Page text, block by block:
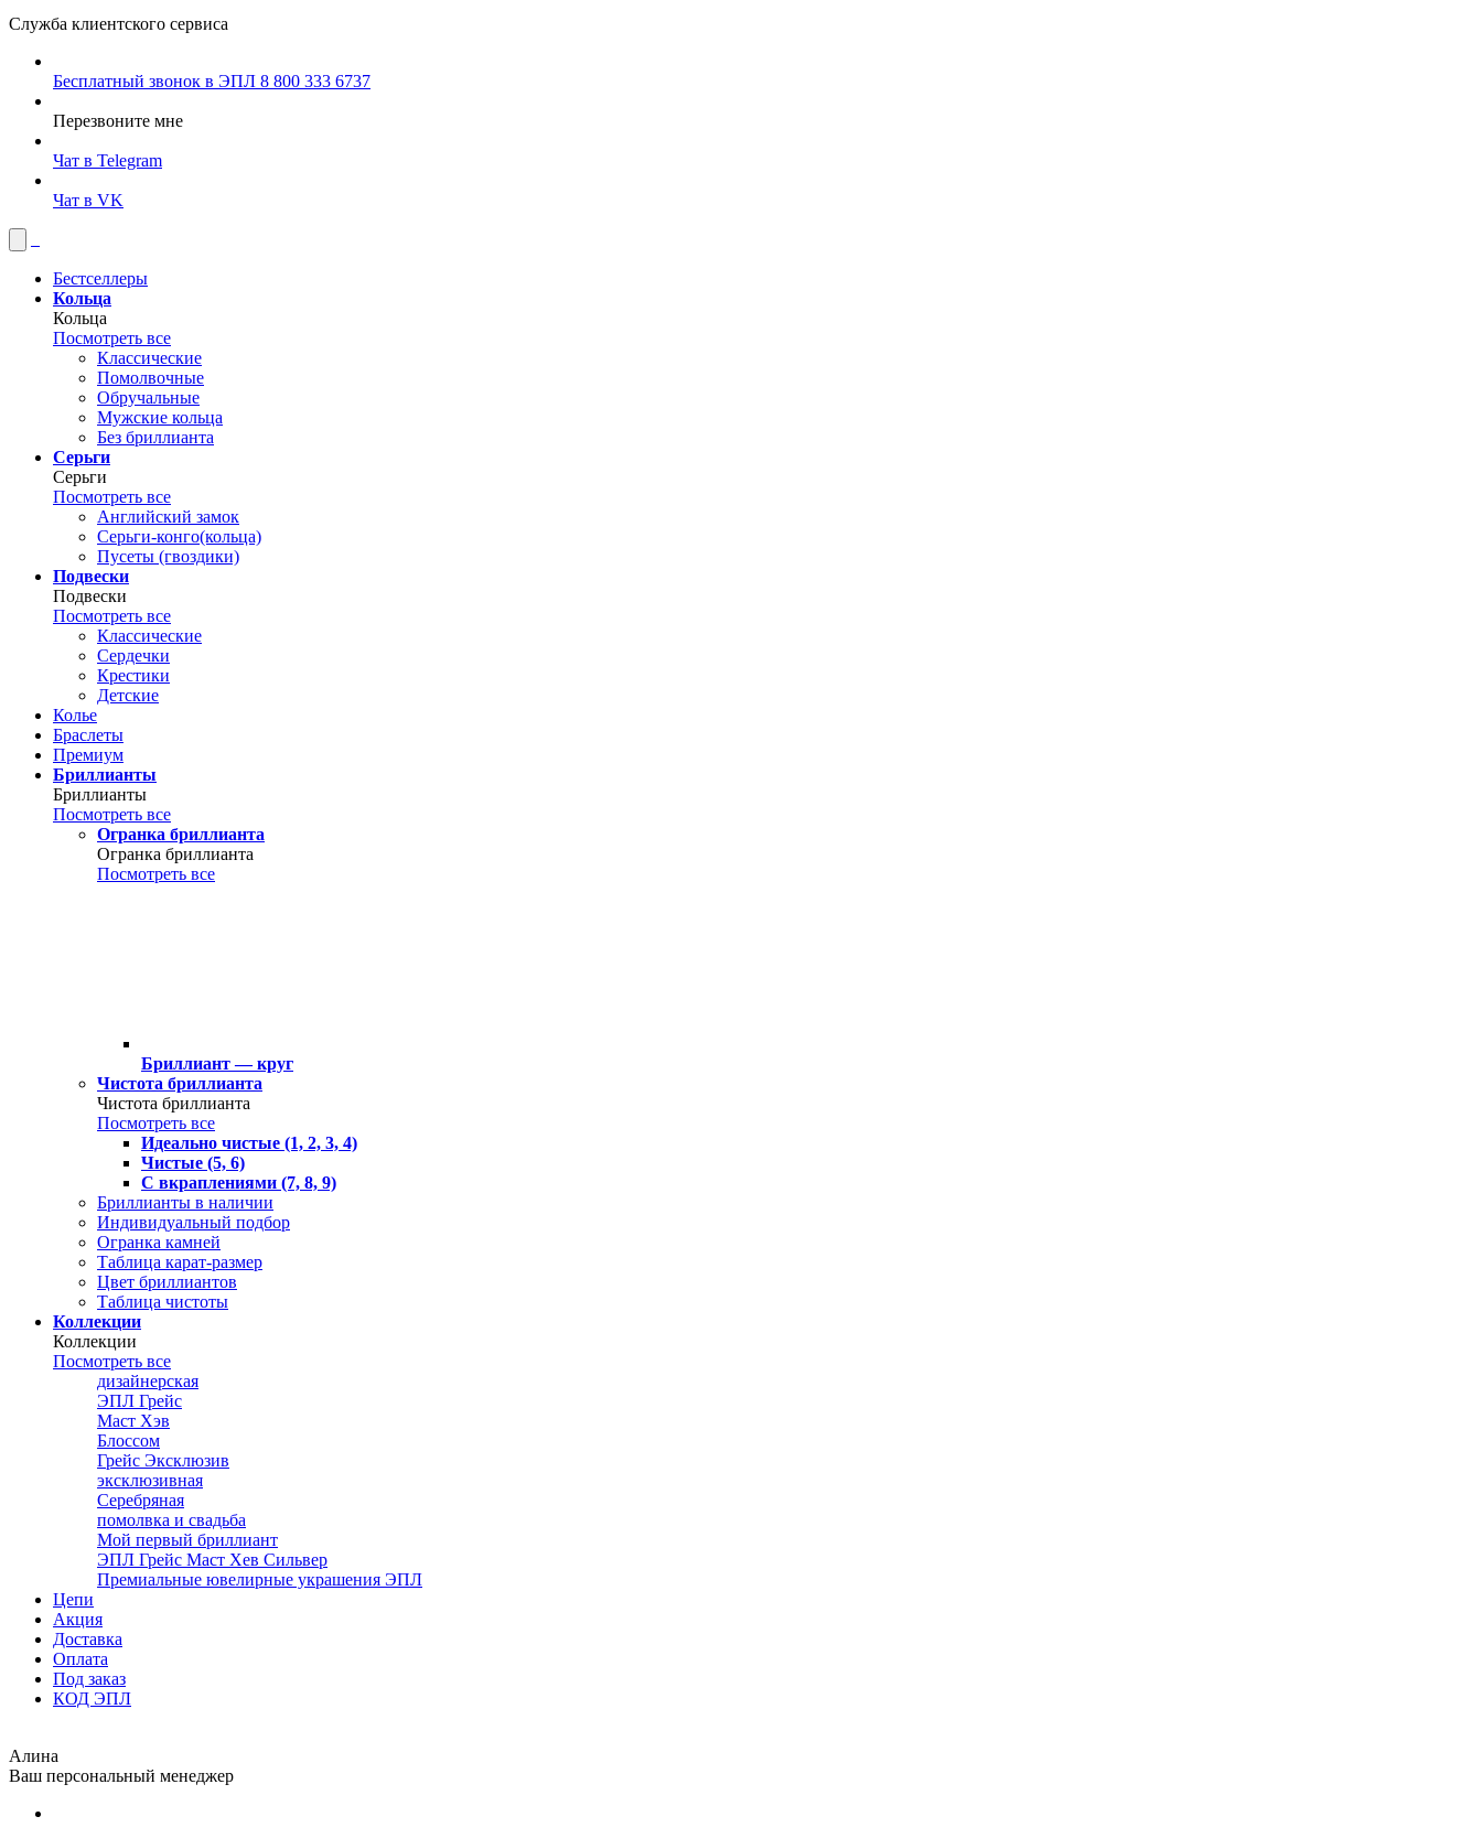
Служба клиентского сервиса
Бесплатный звонок в ЭПЛ 8 800 333 6737
Перезвоните мне
Чат в Telegram
Чат в VK
Бестселлеры
Кольца
Кольца
Посмотреть все
Классические
Помолвочные
Обручальные
Мужские кольца
Без бриллианта
Серьги
Серьги
Посмотреть все
Английский замок
Серьги-конго(кольца)
Пусеты (гвоздики)
Подвески
Подвески
Посмотреть все
Классические
Сердечки
Крестики
Детские
Колье
Браслеты
Премиум
Бриллианты
Бриллианты
Посмотреть все
Огранка бриллианта
Огранка бриллианта
Посмотреть все
Бриллиант — круг
Чистота бриллианта
Чистота бриллианта
Посмотреть все
Идеально чистые (1, 2, 3, 4)
Чистые (5, 6)
С вкраплениями (7, 8, 9)
Бриллианты в наличии
Индивидуальный подбор
Огранка камней
Таблица карат-размер
Цвет бриллиантов
Таблица чистоты
Коллекции
Коллекции
Посмотреть все
дизайнерская
ЭПЛ Грейс
Маст Хэв
Блоссом
Грейс Эксклюзив
эксклюзивная
Серебряная
помолвка и свадьба
Мой первый бриллиант
ЭПЛ Грейс Маст Хев Сильвер
Премиальные ювелирные украшения ЭПЛ
Цепи
Акция
Доставка
Оплата
Под заказ
КОД ЭПЛ
Алина
Ваш персональный менеджер